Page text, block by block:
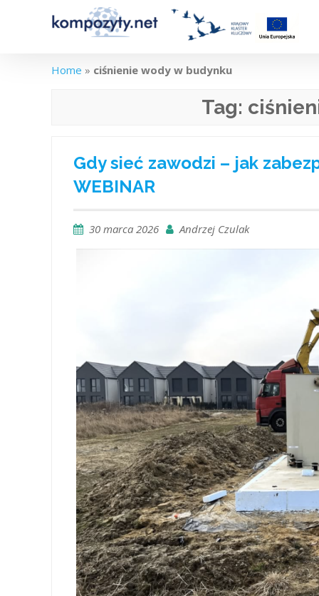
Home » ciśnienie wody w budynku
Tag:
Gdy sieć zawodzi – jak
WEBINAR
30 marca 2026 Andrzej Czulak